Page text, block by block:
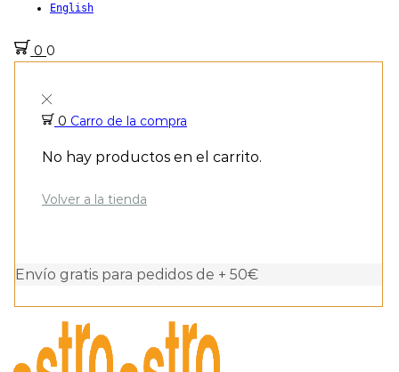
English
0 0
0 Carro de la compra
No hay productos en el carrito.
Volver a la tienda
Envío gratis para pedidos de + 50€